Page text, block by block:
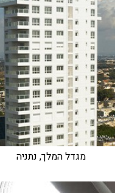
מגדל המלך, נתניה